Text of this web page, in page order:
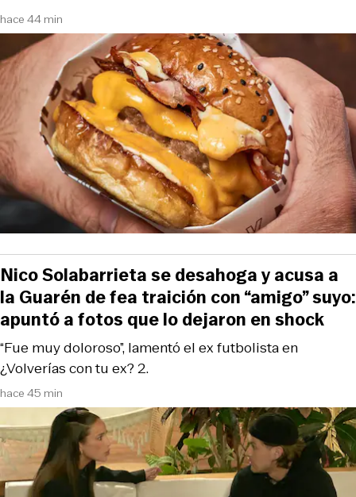
hace 44 min
hace 45 min
“Fue muy doloroso”, lamentó el ex futbolista en
¿Volverías con tu ex? 2.
Nico Solabarrieta se desahoga y acusa a
la Guarén de fea traición con “amigo” suyo:
apuntó a fotos que lo dejaron en shock